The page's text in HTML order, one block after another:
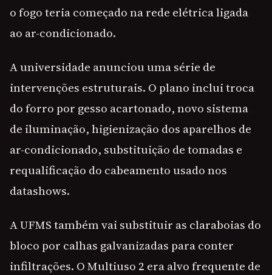
o fogo teria começado na rede elétrica ligada
ao ar-condicionado.
A universidade anunciou uma série de
intervenções estruturais. O plano inclui troca
do forro por gesso acartonado, novo sistema
de iluminação, higienização dos aparelhos de
ar-condicionado, substituição de tomadas e
requalificação do cabeamento usado nos
datashows.
A UFMS também vai substituir as claraboias do
bloco por calhas galvanizadas para conter
infiltrações. O Multiuso 2 era alvo frequente de